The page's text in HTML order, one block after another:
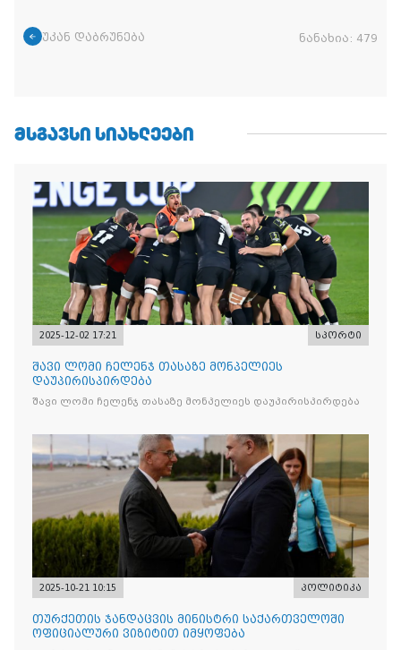
უკან დაბრუნება ნანახია: 479
ᲛᲡᲒᲐᲕᲡᲘ ᲡᲘᲐᲮᲚᲔᲔᲑᲘ
2025-12-02 17:21 სპორტი
შავი ლომი ჩელენჯ თასაზე მონპელიეს
დაუპირისპირდება
შავი ლომი ჩელენჯ თასაზე მონპელიეს დაუპირისპირდება
2025-10-21 10:15 პოლიტიკა
თურქეთის ჯანდაცვის მინისტრი საქართველოში
ოფიციალური ვიზიტით იმყოფება